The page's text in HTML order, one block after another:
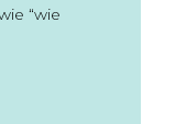
“wie